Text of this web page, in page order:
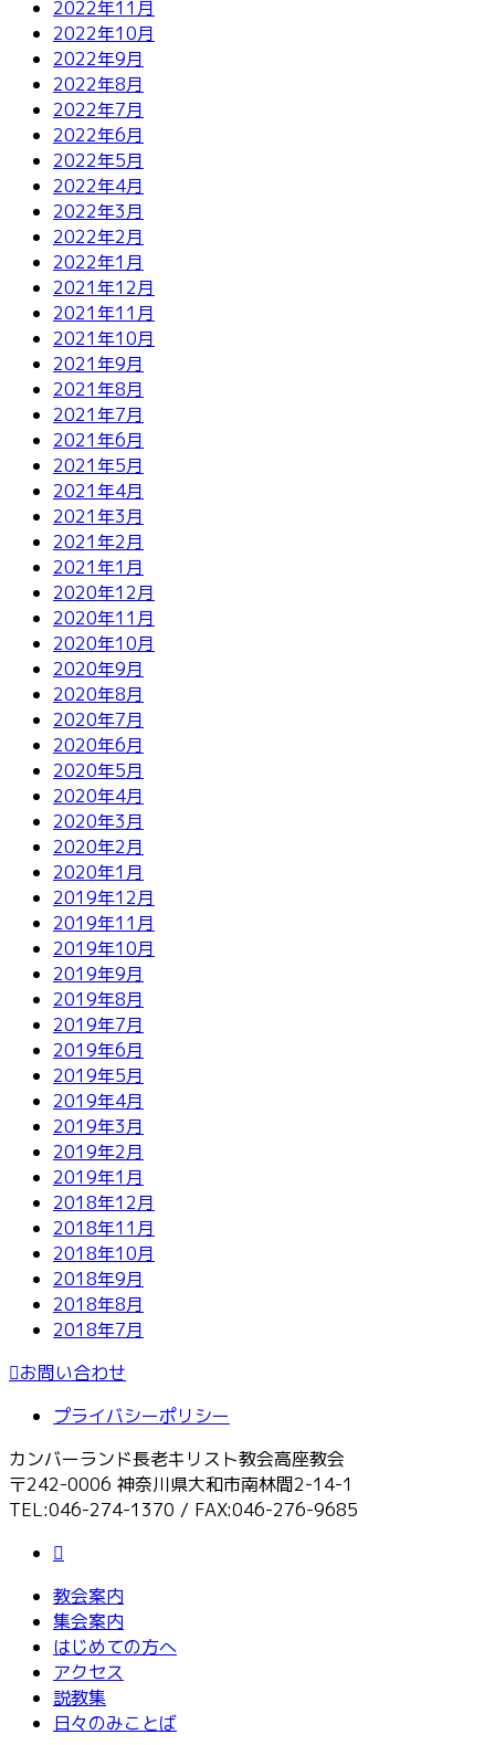
2022年11月
2022年10月
2022年9月
2022年8月
2022年7月
2022年6月
2022年5月
2022年4月
2022年3月
2022年2月
2022年1月
2021年12月
2021年11月
2021年10月
2021年9月
2021年8月
2021年7月
2021年6月
2021年5月
2021年4月
2021年3月
2021年2月
2021年1月
2020年12月
2020年11月
2020年10月
2020年9月
2020年8月
2020年7月
2020年6月
2020年5月
2020年4月
2020年3月
2020年2月
2020年1月
2019年12月
2019年11月
2019年10月
2019年9月
2019年8月
2019年7月
2019年6月
2019年5月
2019年4月
2019年3月
2019年2月
2019年1月
2018年12月
2018年11月
2018年10月
2018年9月
2018年8月
2018年7月
お問い合わせ
プライバシーポリシー
カンバーランド長老キリスト教会高座教会
〒242-0006 神奈川県大和市南林間2-14-1
TEL:046-274-1370 / FAX:046-276-9685
教会案内
集会案内
はじめての方へ
アクセス
説教集
日々のみことば